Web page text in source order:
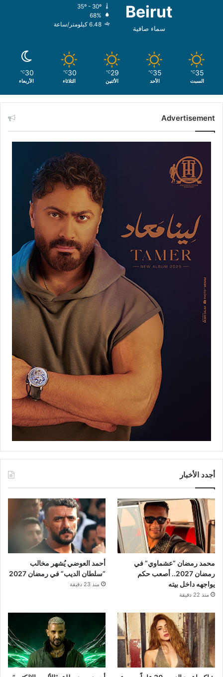
Beirut
سماء صافية
68%
6.48 كيلومتر/ساعة
35
℃
السبت
35
℃
الأحد
29
℃
الأثنين
30
℃
الثلاثاء
30
℃
الأربعاء
Advertisement
أجدد الأخبار
محمد رمضان “عشماوي” في
رمضان 2027.. أصعب حكم
يواجهه داخل بيته
منذ 22 دقيقة
أحمد العوضي يُشهر مخالب
“سلطان الديب” في رمضان 2027
منذ 23 دقيقة